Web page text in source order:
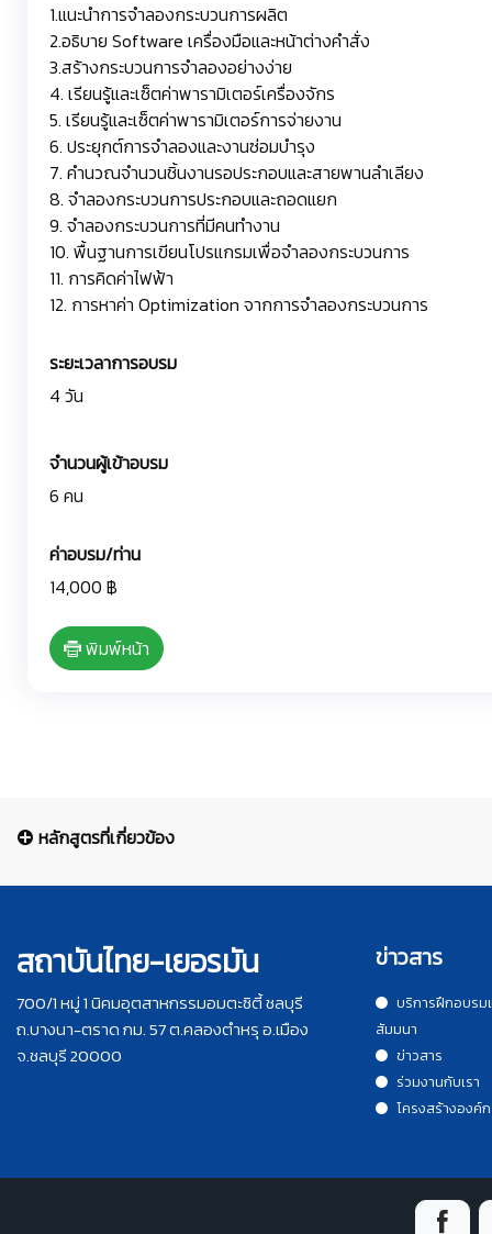
1.แนะนำการจำลองกระบวนการผลิต
2.อธิบาย Software เครื่องมือและหน้าต่างคำสั่ง
3.สร้างกระบวนการจำลองอย่างง่าย
4. เรียนรู้และเซ็ตค่าพารามิเตอร์เครื่องจักร
5. เรียนรู้และเซ็ตค่าพารามิเตอร์การจ่ายงาน
6. ประยุกต์การจำลองและงานซ่อมบำรุง
7. คำนวณจำนวนชิ้นงานรอประกอบและสายพานลำเลียง
8. จำลองกระบวนการประกอบและถอดแยก
9. จำลองกระบวนการที่มีคนทำงาน
10. พื้นฐานการเขียนโปรแกรมเพื่อจำลองกระบวนการ
11. การคิดค่าไฟฟ้า
12. การหาค่า Optimization จากการจำลองกระบวนการ
ระยะเวลาการอบรม
4 วัน
จำนวนผู้เข้าอบรม
6 คน
ค่าอบรม/ท่าน
14,000 ฿
พิมพ์หน้า
หลักสูตรที่เกี่ยวข้อง
สถาบันไทย-เยอรมัน
700/1 หมู่ 1 นิคมอุตสาหกรรมอมตะซิตี้ ชลบุรี
ถ.บางนา-ตราด กม. 57 ต.คลองตำหรุ อ.เมือง
จ.ชลบุรี 20000
ข่าวสาร
บริการฝึกอบรม
สัมมนา
ข่าวสาร
ร่วมงานกับเรา
โครงสร้างองค์